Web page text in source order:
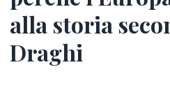
alla storia
Draghi